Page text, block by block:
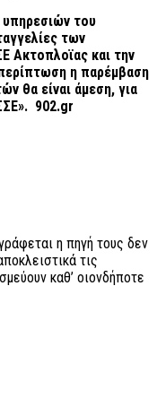
του
των
Ακτοπλοϊας και την
η παρέμβαση
θα είναι άμεση, για
902.gr
η πηγή τους δεν
τις
καθ’ οιονδήποτε